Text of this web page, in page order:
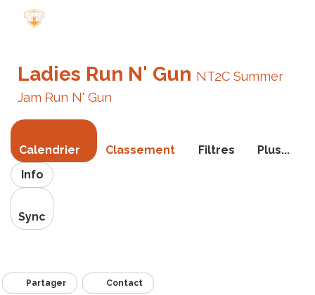
Ladies Run N' Gun NT2C Summer
Jam Run N' Gun
Calendrier Classement Filtres
Plus...
Info
Sync
Partager Contact